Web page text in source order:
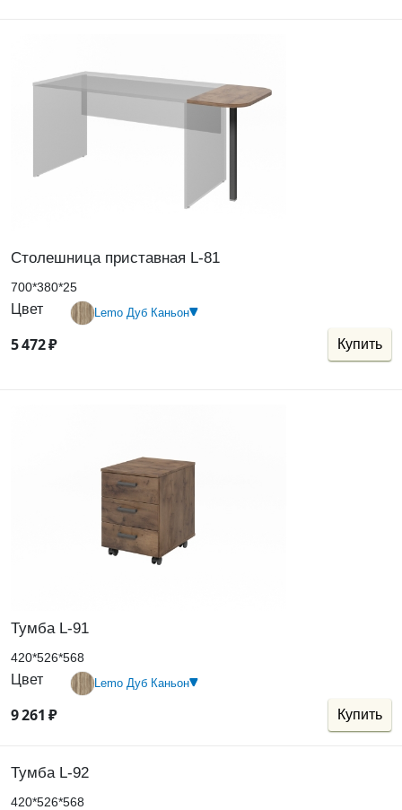
Столешница приставная L-81
700*380*25
Цвет Lemo Дуб Каньон
5472₽ Купить
Тумба L-91
420*526*568
Цвет Lemo Дуб Каньон
9261 ₽ Купить
Тумба L-92
420*526*568